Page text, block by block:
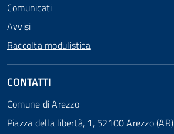
Comunicati
Avvisi
Raccolta modulistica
CONTATTI
Comune di Arezzo
Piazza della libertà, 1, 52100 Arezzo (AR)